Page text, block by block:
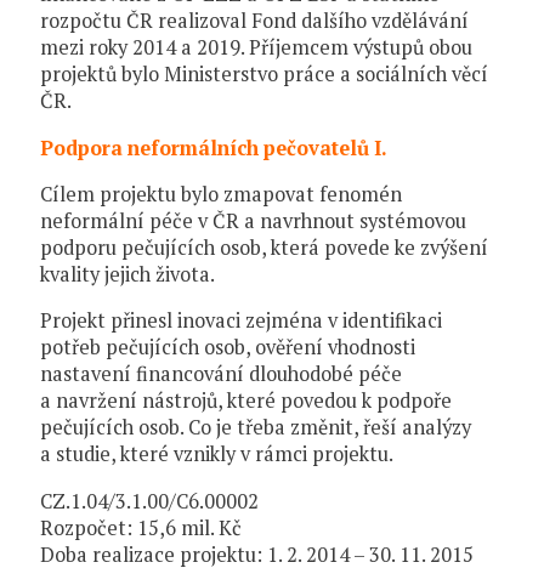
rozpočtu ČR realizoval Fond dalšího vzdělávání
mezi roky 2014 a 2019. Příjemcem výstupů obou
projektů bylo Ministerstvo práce a sociálních věcí
ČR.
Podpora neformálních pečovatelů I.
Cílem projektu bylo zmapovat fenomén
neformální péče v ČR a navrhnout systémovou
podporu pečujících osob, která povede ke zvýšení
kvality jejich života.
Projekt přinesl inovaci zejména v identifikaci
potřeb pečujících osob, ověření vhodnosti
nastavení financování dlouhodobé péče
a navržení nástrojů, které povedou k podpoře
pečujících osob. Co je třeba změnit, řeší analýzy
a studie, které vznikly v rámci projektu.
CZ.1.04/3.1.00/C6.00002
Rozpočet: 15,6 mil. Kč
Doba realizace projektu: 1. 2. 2014 – 30. 11. 2015